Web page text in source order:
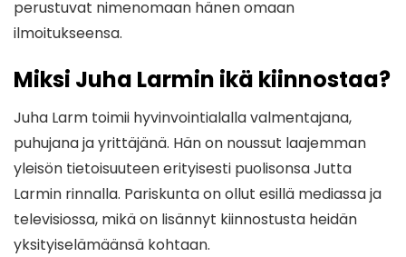
perustuvat nimenomaan hänen omaan
ilmoitukseensa.
Miksi Juha Larmin ikä kiinnostaa?
Juha Larm toimii hyvinvointialalla valmentajana,
puhujana ja yrittäjänä. Hän on noussut laajemman
yleisön tietoisuuteen erityisesti puolisonsa Jutta
Larmin rinnalla. Pariskunta on ollut esillä mediassa ja
televisiossa, mikä on lisännyt kiinnostusta heidän
yksityiselämäänsä kohtaan.